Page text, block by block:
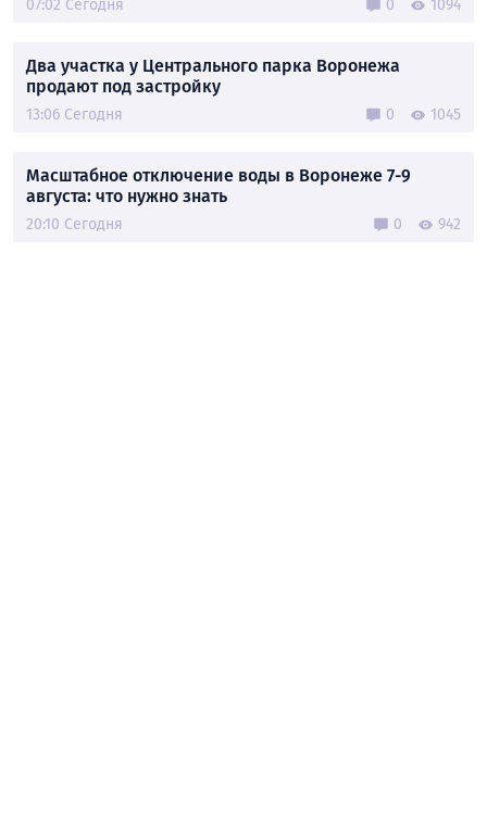
07:02 Сегодня 0 1094
Два участка у Центрального парка Воронежа
продают под застройку
13:06 Сегодня 0 1045
Масштабное отключение воды в Воронеже 7-9
августа: что нужно знать
20:10 Сегодня 0 942